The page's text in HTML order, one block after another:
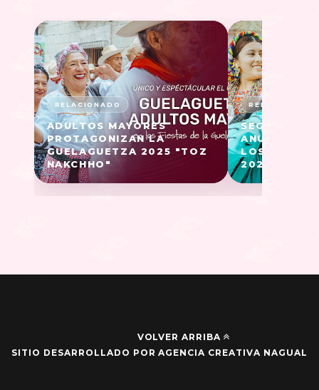
ADULTOS MAYORES
PROTAGONIZAN LA
GUELAGUETZA 2025 "TOZ
NAKCHHO"
SEGUNDO
ANUNCIA
LOS LUNES
2025
VOLVER ARRIBA
SITIO DESARROLLADO POR AGENCIA CREATIVA NAGUAL